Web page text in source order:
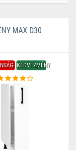
MAX D30
KEDVEZMÉNY